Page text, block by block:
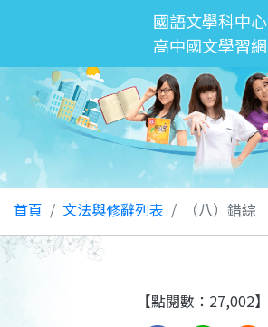
國語文學科中心
高中國文學習網
首頁 文法與修辭列表 （八）錯綜
【點閱數：27,002】